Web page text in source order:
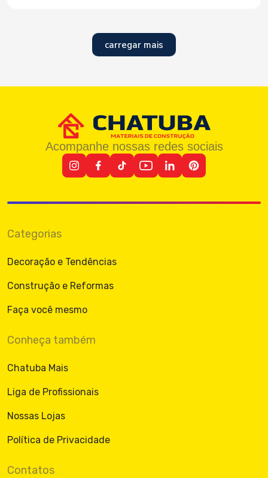
carregar mais
Acompanhe nossas redes sociais
Categorias
Decoração e Tendências
Construção e Reformas
Faça você mesmo
Conheça também
Chatuba Mais
Liga de Profissionais
Nossas Lojas
Política de Privacidade
Contatos